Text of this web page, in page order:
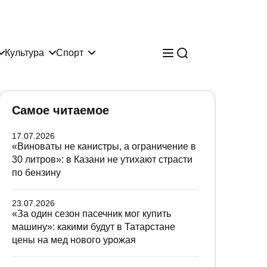
Культура Спорт
Самое читаемое
17.07.2026
«Виноваты не канистры, а ограничение в
30 литров»: в Казани не утихают страсти
по бензину
23.07.2026
«За один сезон пасечник мог купить
машину»: какими будут в Татарстане
цены на мед нового урожая